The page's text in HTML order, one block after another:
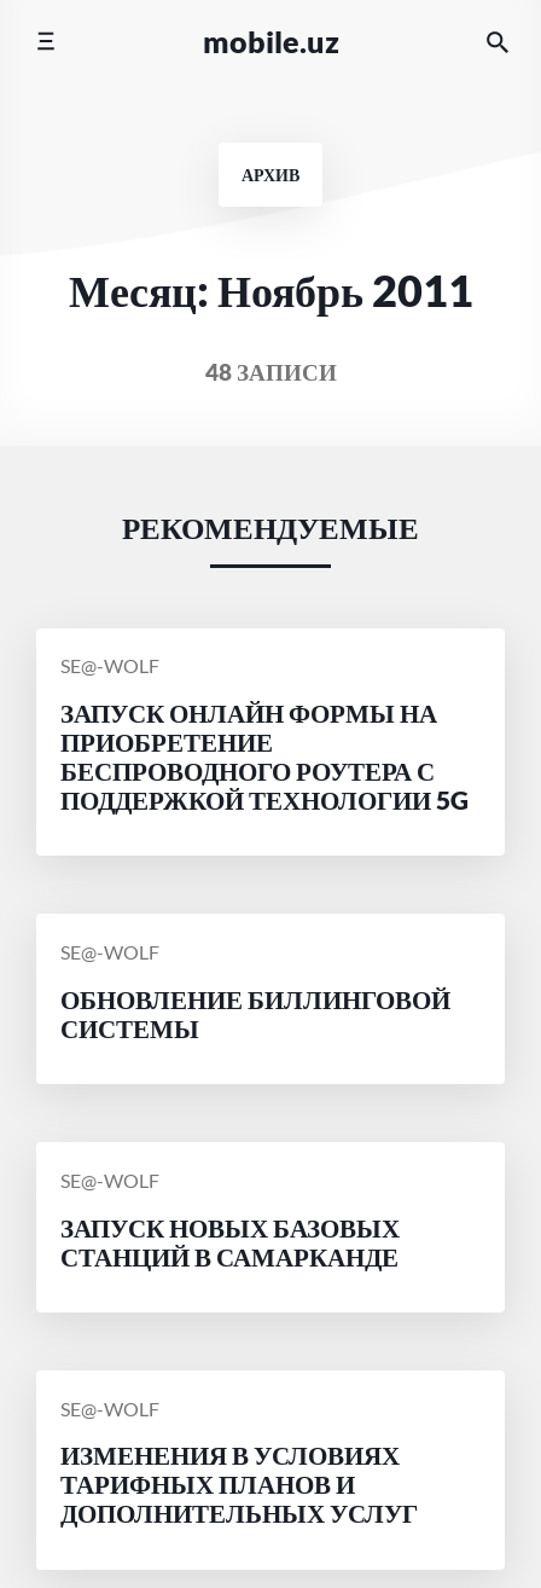
mobile.uz
АРХИВ
Месяц: Ноябрь 2011
48 ЗАПИСИ
РЕКОМЕНДУЕМЫЕ
СООБЩЕНИЕ
SE@-WOLF
ЗАПУСК ОНЛАЙН ФОРМЫ НА
ПРИОБРЕТЕНИЕ
БЕСПРОВОДНОГО РОУТЕРА С
ПОДДЕРЖКОЙ ТЕХНОЛОГИИ 5G
СООБЩЕНИЕ
SE@-WOLF
ОБНОВЛЕНИЕ БИЛЛИНГОВОЙ
СИСТЕМЫ
СООБЩЕНИЕ
SE@-WOLF
ЗАПУСК НОВЫХ БАЗОВЫХ
СТАНЦИЙ В САМАРКАНДЕ
СООБЩЕНИЕ
SE@-WOLF
ИЗМЕНЕНИЯ В УСЛОВИЯХ
ТАРИФНЫХ ПЛАНОВ И
ДОПОЛНИТЕЛЬНЫХ УСЛУГ